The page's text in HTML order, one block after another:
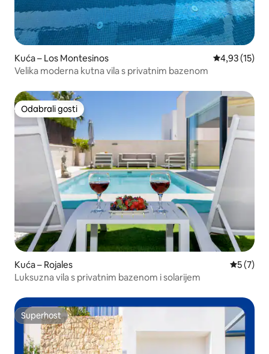
Kuća – Los Montesinos Prosječna
4,93 (15)
Velika moderna kutna vila s privatnim bazenom
Odabrali gosti
Odabrali gosti
Kuća – Rojales
5 (7)
Luksuzna vila s privatnim bazenom i solarijem
Superhost
Superhost